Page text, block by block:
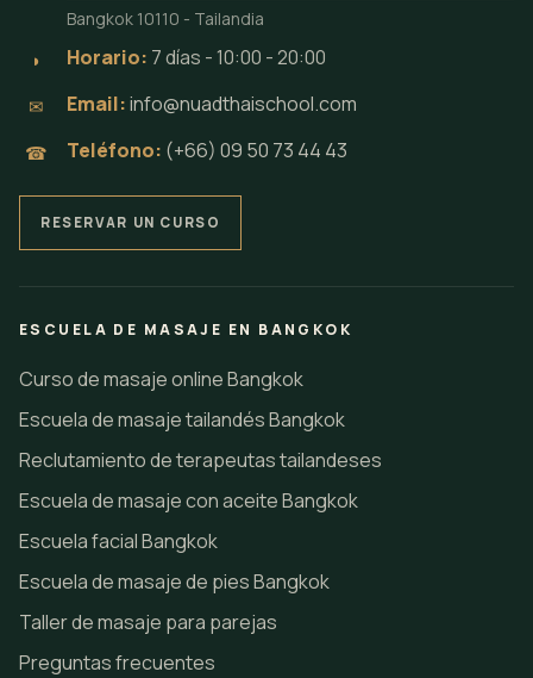
Bangkok 10110 - Tailandia
◗ Horario: 7 días - 10:00 - 20:00
✉ Email:info@nuadthaischool.com
☎ Teléfono: (+66) 09 50 73 44 43
RESERVAR UN CURSO
ESCUELA DE MASAJE EN BANGKOK
Curso de masaje online Bangkok
Escuela de masaje tailandés Bangkok
Reclutamiento de terapeutas tailandeses
Escuela de masaje con aceite Bangkok
Escuela facial Bangkok
Escuela de masaje de pies Bangkok
Taller de masaje para parejas
Preguntas frecuentes